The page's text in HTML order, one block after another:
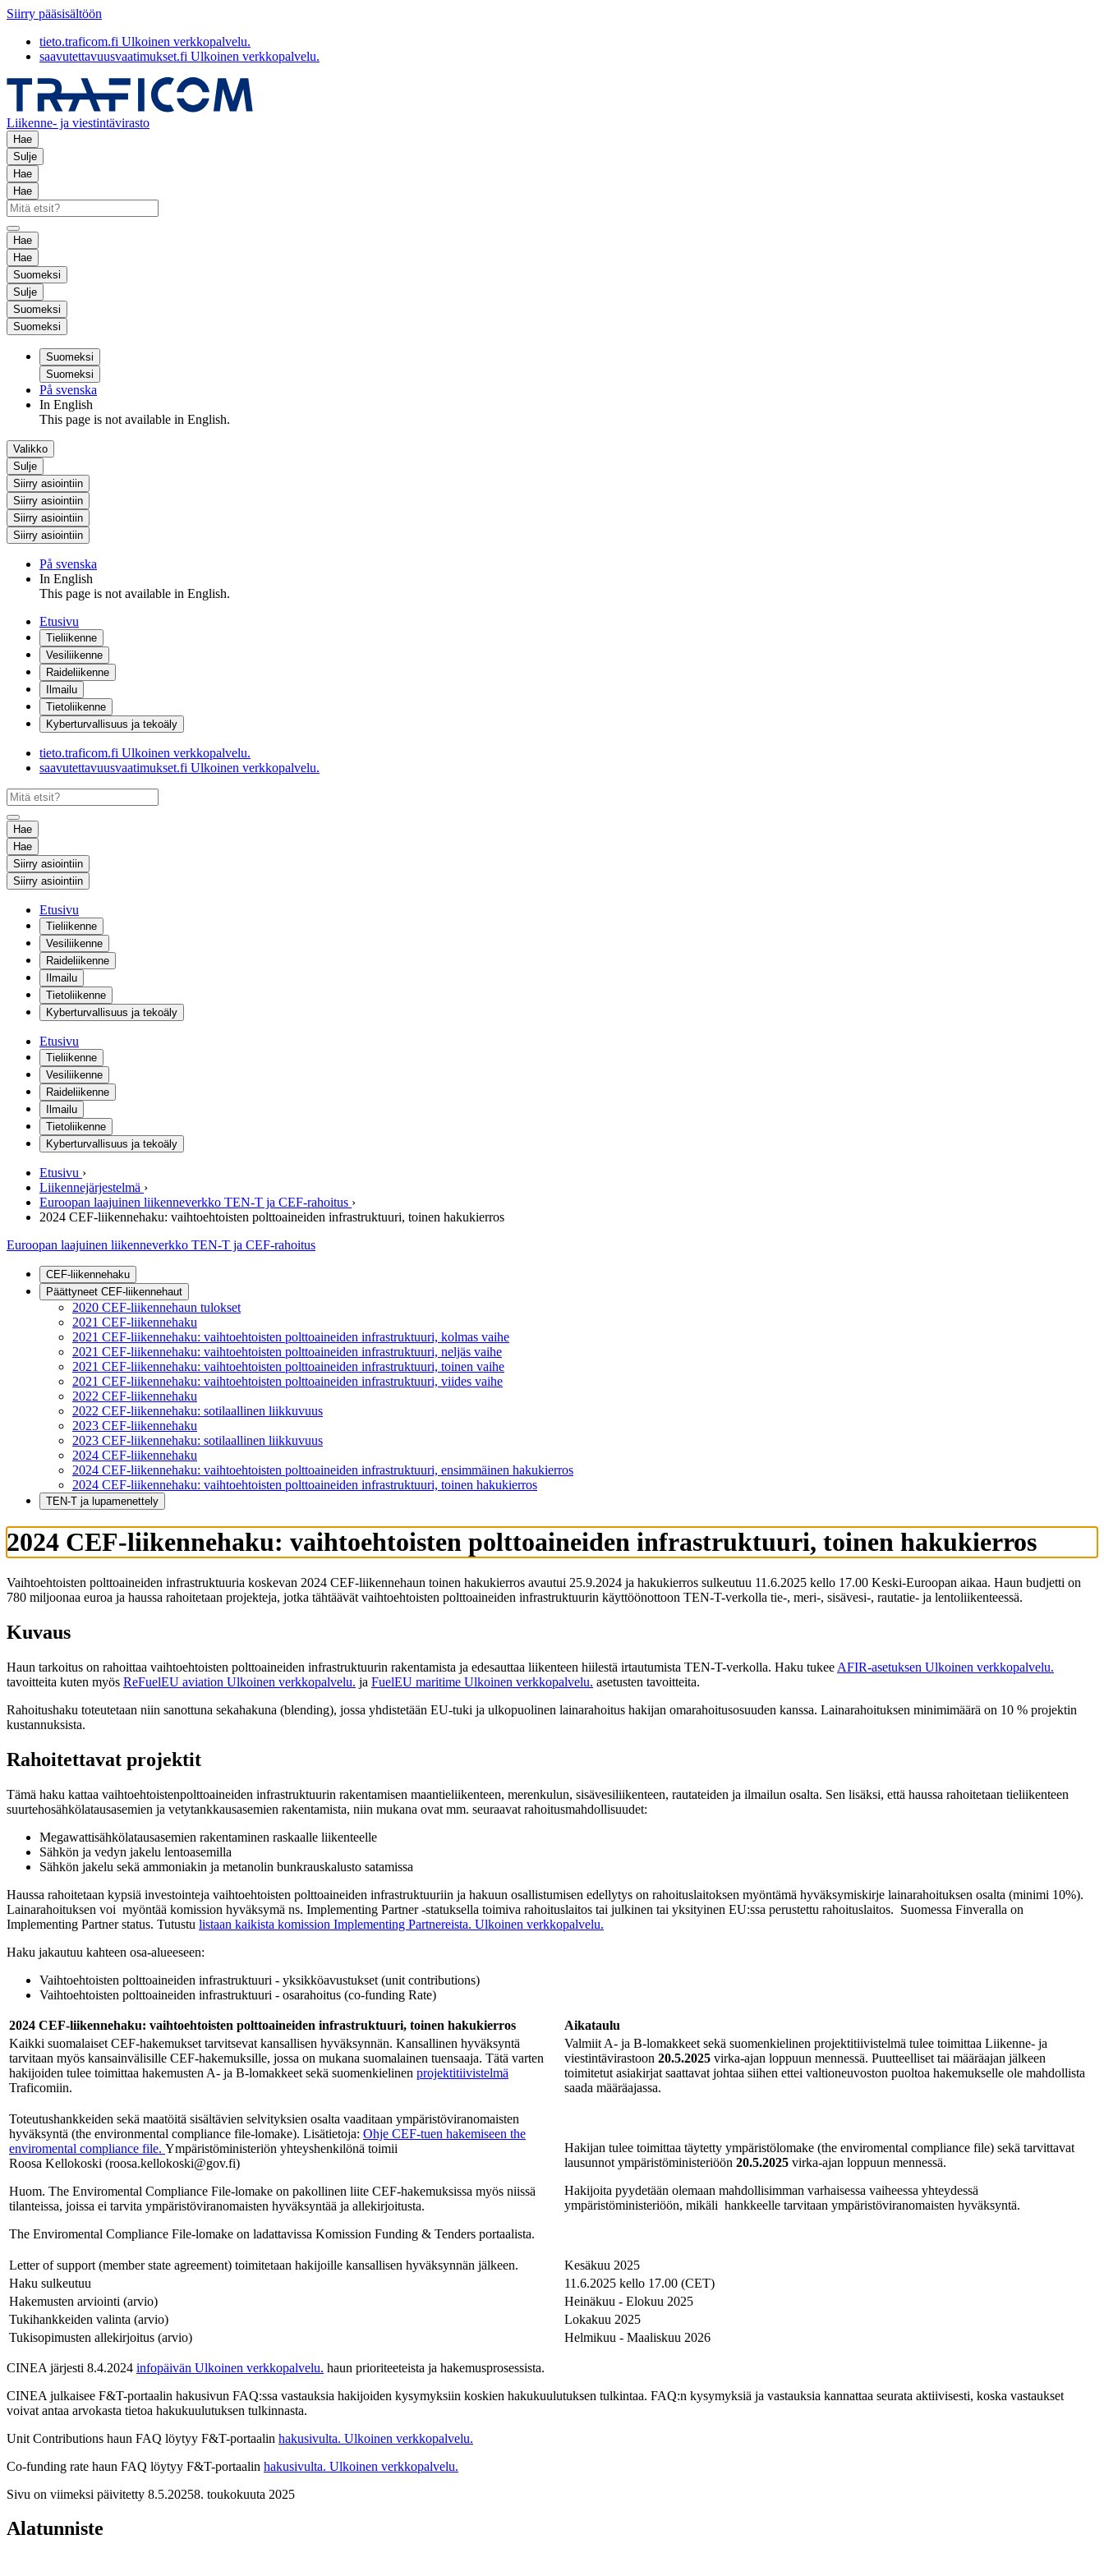
Siirry pääsisältöön
tieto.traficom.fi Ulkoinen verkkopalvelu.
saavutettavuusvaatimukset.fi Ulkoinen verkkopalvelu.
Liikenne- ja viestintävirasto
Hae
Sulje
Hae
Hae
Hae
Hae
Suomeksi
Sulje
Suomeksi
Suomeksi
Suomeksi
Suomeksi
På svenska
In English
This page is not available in English.
Valikko
Sulje
Siirry asiointiin
Siirry asiointiin
Siirry asiointiin
Siirry asiointiin
På svenska
In English
This page is not available in English.
Etusivu
Tieliikenne
Vesiliikenne
Raideliikenne
Ilmailu
Tietoliikenne
Kyberturvallisuus ja tekoäly
tieto.traficom.fi Ulkoinen verkkopalvelu.
saavutettavuusvaatimukset.fi Ulkoinen verkkopalvelu.
Hae
Hae
Siirry asiointiin
Siirry asiointiin
Etusivu
Tieliikenne
Vesiliikenne
Raideliikenne
Ilmailu
Tietoliikenne
Kyberturvallisuus ja tekoäly
Etusivu
Tieliikenne
Vesiliikenne
Raideliikenne
Ilmailu
Tietoliikenne
Kyberturvallisuus ja tekoäly
Etusivu ›
Liikennejärjestelmä ›
Euroopan laajuinen liikenneverkko TEN-T ja CEF-rahoitus ›
2024 CEF-liikennehaku: vaihtoehtoisten polttoaineiden infrastruktuuri, toinen hakukierros
Euroopan laajuinen liikenneverkko TEN-T ja CEF-rahoitus
CEF-liikennehaku
Päättyneet CEF-liikennehaut
2020 CEF-liikennehaun tulokset
2021 CEF-liikennehaku
2021 CEF-liikennehaku: vaihtoehtoisten polttoaineiden infrastruktuuri, kolmas vaihe
2021 CEF-liikennehaku: vaihtoehtoisten polttoaineiden infrastruktuuri, neljäs vaihe
2021 CEF-liikennehaku: vaihtoehtoisten polttoaineiden infrastruktuuri, toinen vaihe
2021 CEF-liikennehaku: vaihtoehtoisten polttoaineiden infrastruktuuri, viides vaihe
2022 CEF-liikennehaku
2022 CEF-liikennehaku: sotilaallinen liikkuvuus
2023 CEF-liikennehaku
2023 CEF-liikennehaku: sotilaallinen liikkuvuus
2024 CEF-liikennehaku
2024 CEF-liikennehaku: vaihtoehtoisten polttoaineiden infrastruktuuri, ensimmäinen hakukierros
2024 CEF-liikennehaku: vaihtoehtoisten polttoaineiden infrastruktuuri, toinen hakukierros
TEN-T ja lupamenettely
2024 CEF-liikennehaku: vaihtoehtoisten polttoaineiden infrastruktuuri, toinen hakukierros
Vaihtoehtoisten polttoaineiden infrastruktuuria koskevan 2024 CEF-liikennehaun toinen hakukierros avautui 25.9.2024 ja hakukierros sulkeutuu 11.6.2025 kello 17.00 Keski-Euroopan aikaa. Haun budjetti on
780 miljoonaa euroa ja haussa rahoitetaan projekteja, jotka tähtäävät vaihtoehtoisten polttoaineiden infrastruktuurin käyttöönottoon TEN-T-verkolla tie-, meri-, sisävesi-, rautatie- ja lentoliikenteessä.
Kuvaus
Haun tarkoitus on rahoittaa vaihtoehtoisten polttoaineiden infrastruktuurin rakentamista ja edesauttaa liikenteen hiilestä irtautumista TEN-T-verkolla. Haku tukee AFIR-asetuksen Ulkoinen verkkopalvelu.
tavoitteita kuten myös ReFuelEU aviation Ulkoinen verkkopalvelu. ja FuelEU maritime Ulkoinen verkkopalvelu. asetusten tavoitteita.
Rahoitushaku toteutetaan niin sanottuna sekahakuna (blending), jossa yhdistetään EU-tuki ja ulkopuolinen lainarahoitus hakijan omarahoitusosuuden kanssa. Lainarahoituksen minimimäärä on 10 % projektin
kustannuksista.
Rahoitettavat projektit
Tämä haku kattaa vaihtoehtoistenpolttoaineiden infrastruktuurin rakentamisen maantieliikenteen, merenkulun, sisävesiliikenteen, rautateiden ja ilmailun osalta. Sen lisäksi, että haussa rahoitetaan tieliikenteen
suurtehosähkölatausasemien ja vetytankkausasemien rakentamista, niin mukana ovat mm. seuraavat rahoitusmahdollisuudet:
Megawattisähkölatausasemien rakentaminen raskaalle liikenteelle
Sähkön ja vedyn jakelu lentoasemilla
Sähkön jakelu sekä ammoniakin ja metanolin bunkrauskalusto satamissa
Haussa rahoitetaan kypsiä investointeja vaihtoehtoisten polttoaineiden infrastruktuuriin ja hakuun osallistumisen edellytys on rahoituslaitoksen myöntämä hyväksymiskirje lainarahoituksen osalta (minimi 10%).
Lainarahoituksen voi myöntää komission hyväksymä ns. Implementing Partner -statuksella toimiva rahoituslaitos tai julkinen tai yksityinen EU:ssa perustettu rahoituslaitos. Suomessa Finveralla on
Implementing Partner status. Tutustu listaan kaikista komission Implementing Partnereista. Ulkoinen verkkopalvelu.
Haku jakautuu kahteen osa-alueeseen:
Vaihtoehtoisten polttoaineiden infrastruktuuri - yksikköavustukset (unit contributions)
Vaihtoehtoisten polttoaineiden infrastruktuuri - osarahoitus (co-funding Rate)
2024 CEF-liikennehaku: vaihtoehtoisten polttoaineiden infrastruktuuri, toinen hakukierros
Aikataulu
Kaikki suomalaiset CEF-hakemukset tarvitsevat kansallisen hyväksynnän. Kansallinen hyväksyntä
tarvitaan myös kansainvälisille CEF-hakemuksille, jossa on mukana suomalainen tuensaaja. Tätä varten
hakijoiden tulee toimittaa hakemusten A- ja B-lomakkeet sekä suomenkielinen projektitiivistelmä
Traficomiin.
Valmiit A- ja B-lomakkeet sekä suomenkielinen projektitiivistelmä tulee toimittaa Liikenne- ja
viestintävirastoon 20.5.2025 virka-ajan loppuun mennessä. Puutteelliset tai määräajan jälkeen
toimitetut asiakirjat saattavat johtaa siihen ettei valtioneuvoston puoltoa hakemukselle ole mahdollista
saada määräajassa.
Toteutushankkeiden sekä maatöitä sisältävien selvityksien osalta vaaditaan ympäristöviranomaisten
hyväksyntä (the environmental compliance file-lomake). Lisätietoja: Ohje CEF-tuen hakemiseen the
enviromental compliance file. Ympäristöministeriön yhteyshenkilönä toimii
Roosa Kellokoski (roosa.kellokoski@gov.fi)
Huom. The Enviromental Compliance File-lomake on pakollinen liite CEF-hakemuksissa myös niissä
tilanteissa, joissa ei tarvita ympäristöviranomaisten hyväksyntää ja allekirjoitusta.
The Enviromental Compliance File-lomake on ladattavissa Komission Funding & Tenders portaalista.
Hakijan tulee toimittaa täytetty ympäristölomake (the enviromental compliance file) sekä tarvittavat
lausunnot ympäristöministeriöön 20.5.2025 virka-ajan loppuun mennessä.
Hakijoita pyydetään olemaan mahdollisimman varhaisessa vaiheessa yhteydessä
ympäristöministeriöön, mikäli hankkeelle tarvitaan ympäristöviranomaisten hyväksyntä.
Letter of support (member state agreement) toimitetaan hakijoille kansallisen hyväksynnän jälkeen.
Kesäkuu 2025
Haku sulkeutuu
11.6.2025 kello 17.00 (CET)
Hakemusten arviointi (arvio)
Heinäkuu - Elokuu 2025
Tukihankkeiden valinta (arvio)
Lokakuu 2025
Tukisopimusten allekirjoitus (arvio)
Helmikuu - Maaliskuu 2026
CINEA järjesti 8.4.2024 infopäivän Ulkoinen verkkopalvelu. haun prioriteeteista ja hakemusprosessista.
CINEA julkaisee F&T-portaalin hakusivun FAQ:ssa vastauksia hakijoiden kysymyksiin koskien hakukuulutuksen tulkintaa. FAQ:n kysymyksiä ja vastauksia kannattaa seurata aktiivisesti, koska vastaukset
voivat antaa arvokasta tietoa hakukuulutuksen tulkinnasta.
Unit Contributions haun FAQ löytyy F&T-portaalin hakusivulta. Ulkoinen verkkopalvelu.
Co-funding rate haun FAQ löytyy F&T-portaalin hakusivulta. Ulkoinen verkkopalvelu.
Sivu on viimeksi päivitetty 8.5.20258. toukokuuta 2025
Alatunniste